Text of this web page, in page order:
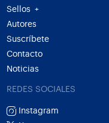
Sellos
+
Autores
Suscríbete
Contacto
Noticias
REDES SOCIALES
Instagram